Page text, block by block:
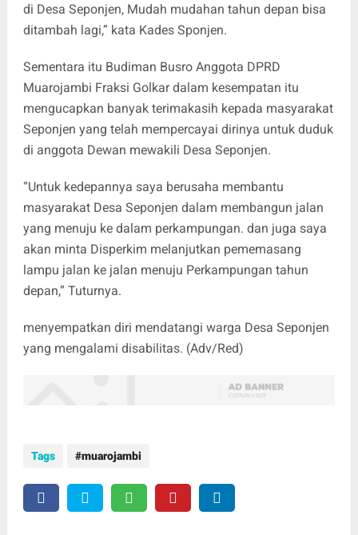
di Desa Seponjen, Mudah mudahan tahun depan bisa
ditambah lagi,” kata Kades Sponjen.
Sementara itu Budiman Busro Anggota DPRD
Muarojambi Fraksi Golkar dalam kesempatan itu
mengucapkan banyak terimakasih kepada masyarakat
Seponjen yang telah mempercayai dirinya untuk duduk
di anggota Dewan mewakili Desa Seponjen.
“Untuk kedepannya saya berusaha membantu
masyarakat Desa Seponjen dalam membangun jalan
yang menuju ke dalam perkampungan. dan juga saya
akan minta Disperkim melanjutkan pememasang
lampu jalan ke jalan menuju Perkampungan tahun
depan,” Tuturnya.
menyempatkan diri mendatangi warga Desa Seponjen
yang mengalami disabilitas. (Adv/Red)
Tags muarojambi